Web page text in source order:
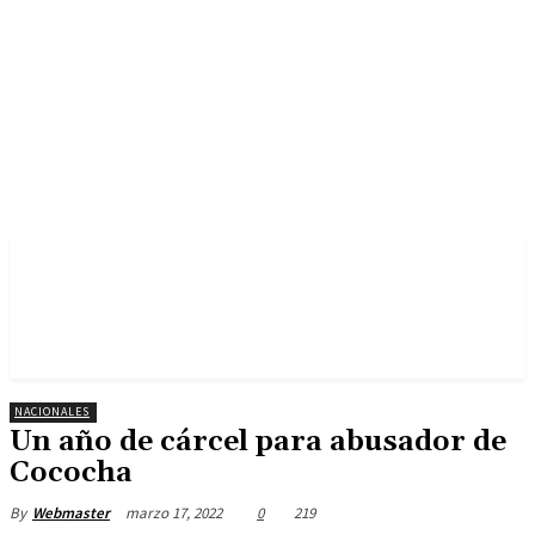
NACIONALES
Un año de cárcel para abusador de
Cococha
By Webmaster marzo 17, 2022 0 219